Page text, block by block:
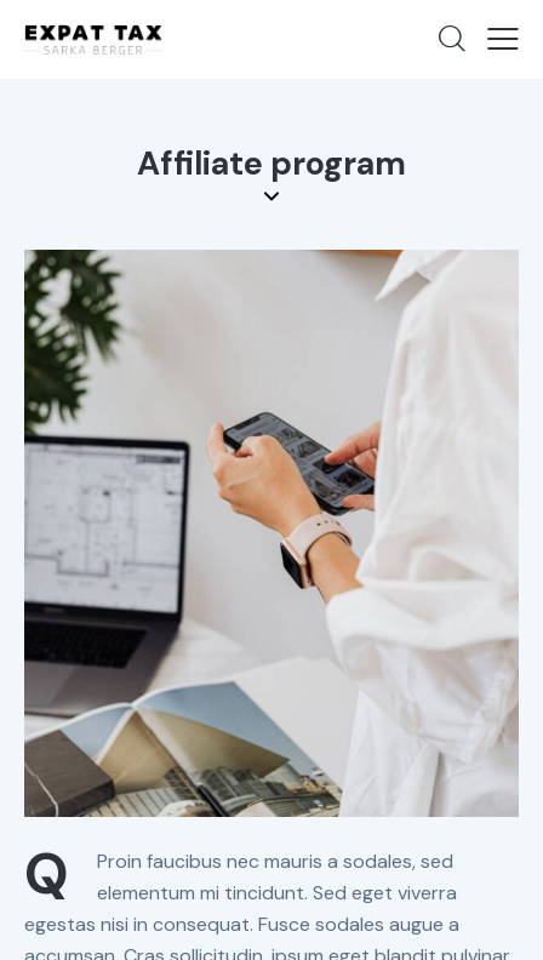
Affiliate program
Q
Proin faucibus nec mauris a sodales, sed
elementum mi tincidunt. Sed eget viverra
egestas nisi in consequat. Fusce sodales augue a